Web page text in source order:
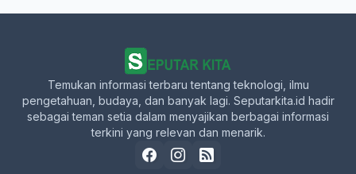
Temukan informasi terbaru tentang teknologi, ilmu
pengetahuan, budaya, dan banyak lagi. Seputarkita.id hadir
sebagai teman setia dalam menyajikan berbagai informasi
terkini yang relevan dan menarik.